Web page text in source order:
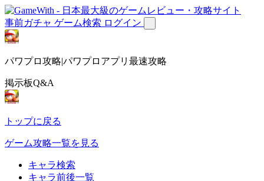
事前ガチャ ゲーム検索 ログイン
パワプロ攻略|パワプロアプリ最速攻略
掲示板Q&A
トップに戻る
ゲーム攻略一覧を見る
キャラ検索
キャラ前後一覧